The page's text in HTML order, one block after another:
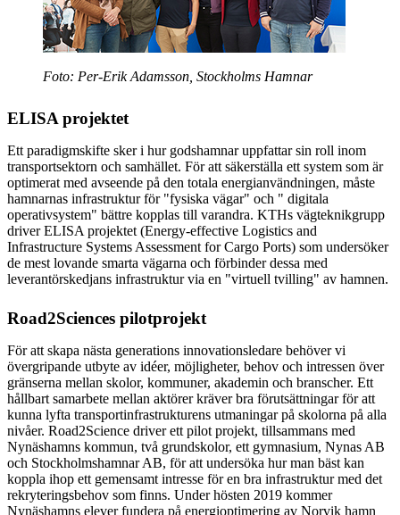
Foto: Per-Erik Adamsson, Stockholms Hamnar
ELISA projektet
Ett paradigmskifte sker i hur godshamnar uppfattar sin roll inom
transportsektorn och samhället. För att säkerställa ett system som är
optimerat med avseende på den totala energianvändningen, måste
hamnarnas infrastruktur för "fysiska vägar" och " digitala
operativsystem" bättre kopplas till varandra. KTHs vägteknikgrupp
driver ELISA projektet (Energy-effective Logistics and
Infrastructure Systems Assessment for Cargo Ports) som undersöker
de mest lovande smarta vägarna och förbinder dessa med
leverantörskedjans infrastruktur via en "virtuell tvilling" av hamnen.
Road2Sciences pilotprojekt
För att skapa nästa generations innovationsledare behöver vi
övergripande utbyte av idéer, möjligheter, behov och intressen över
gränserna mellan skolor, kommuner, akademin och branscher. Ett
hållbart samarbete mellan aktörer kräver bra förutsättningar för att
kunna lyfta transportinfrastrukturens utmaningar på skolorna på alla
nivåer. Road2Science driver ett pilot projekt, tillsammans med
Nynäshamns kommun, två grundskolor, ett gymnasium, Nynas AB
och Stockholmshamnar AB, för att undersöka hur man bäst kan
koppla ihop ett gemensamt intresse för en bra infrastruktur med det
rekryteringsbehov som finns. Under hösten 2019 kommer
Nynäshamns elever fundera på energioptimering av Norvik hamn